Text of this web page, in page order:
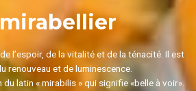
l’espoir, de la vitalité et de la ténacité. Il est
renouveau et de luminescence.
latin « mirabilis » qui signifie «belle à voir».